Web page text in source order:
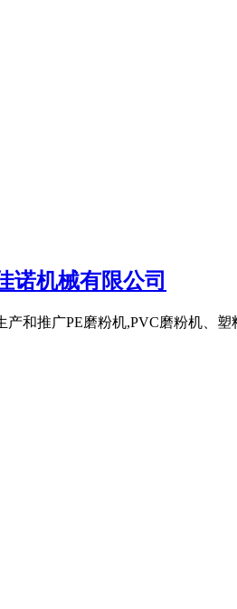
诺机械有限公司
和推广PE磨粉机,PVC磨粉机、